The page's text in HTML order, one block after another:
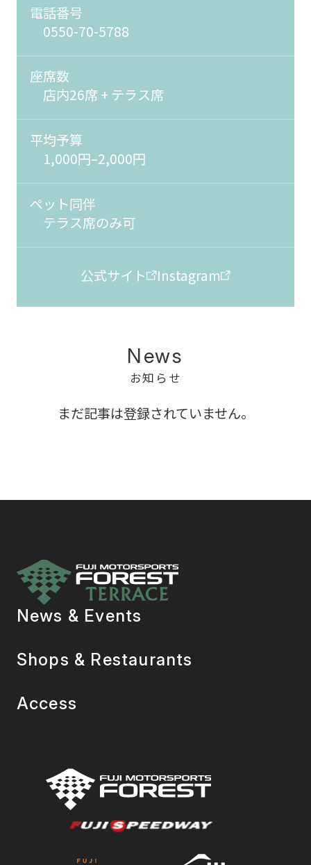
電話番号
0550-70-5788
座席数
店内26席 + テラス席
平均予算
1,000円–2,000円
ペット同伴
テラス席のみ可
公式サイト Instagram
News
お知らせ
まだ記事は登録されていません。
News & Events
Shops & Restaurants
Access